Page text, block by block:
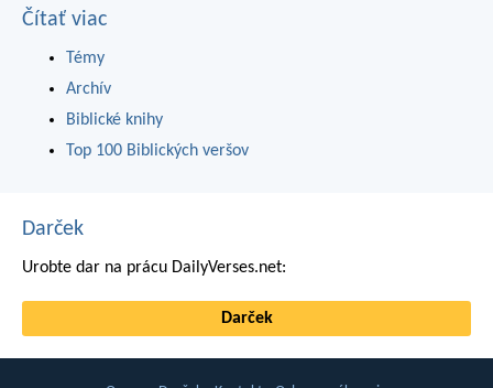
Čítať viac
Témy
Archív
Biblické knihy
Top 100 Biblických veršov
Darček
Urobte dar na prácu DailyVerses.net:
Darček